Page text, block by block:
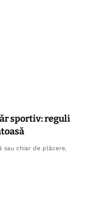
sportiv: reguli
sau chiar de plăcere,